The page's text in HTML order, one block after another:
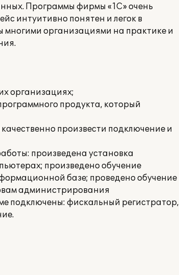
Программы фирмы «1С» очень
интуитивно понятен и легок в
многими организациями на практике и
организациях;
продукта, который
произвести подключение и
произведена установка
произведено обучение
базе; проведено обучение
администрирования
подключены: фискальный регистратор,